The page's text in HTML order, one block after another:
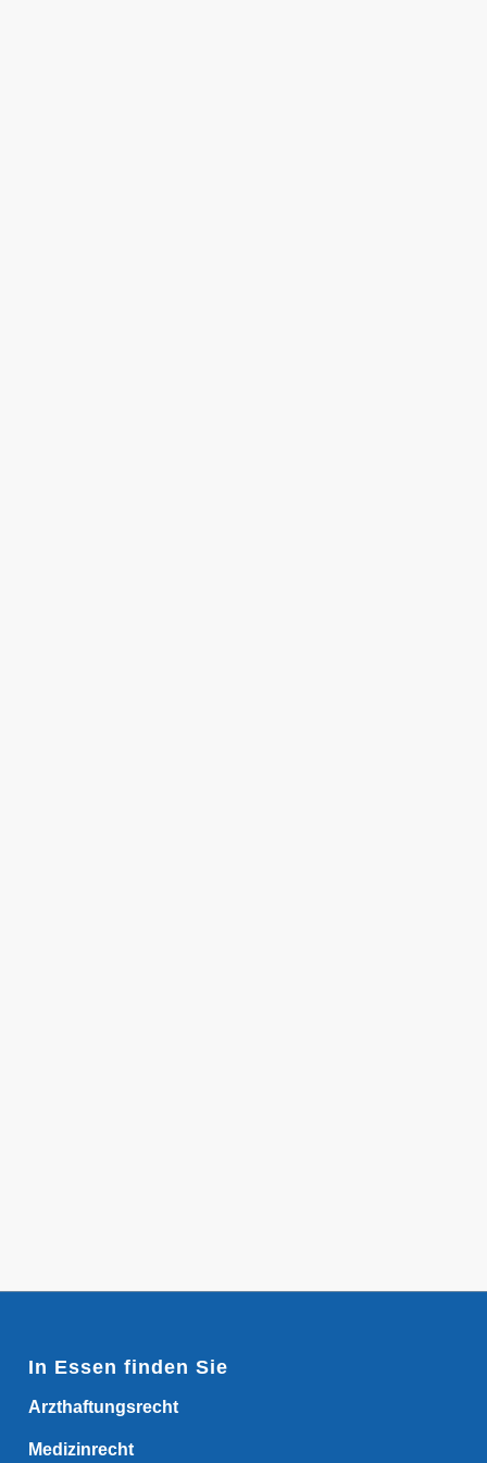
In Essen finden Sie
Arzthaftungsrecht
Medizinrecht